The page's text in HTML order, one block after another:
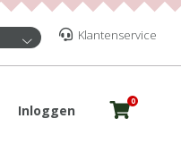
Klantenservice
Inloggen
0